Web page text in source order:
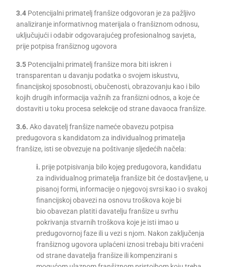
3.4 Potencijalni primatelj franšize odgovoran je za pažljivo
analiziranje informativnog materijala o franšiznom odnosu,
uključujući i odabir odgovarajućeg profesionalnog savjeta,
prije potpisa franšiznog ugovora
3.5 Potencijalni primatelj franšize mora biti iskren i
transparentan u davanju podatka o svojem iskustvu,
financijskoj sposobnosti, obučenosti, obrazovanju kao i bilo
kojih drugih informacija važnih za franšizni odnos, a koje će
dostaviti u toku procesa selekcije od strane davaoca franšize.
3.6. Ako davatelj franšize nameće obavezu potpisa
predugovora s kandidatom za individualnog primatelja
franšize, isti se obvezuje na poštivanje sljedećih načela:
i. prije potpisivanja bilo kojeg predugovora, kandidatu
za individualnog primatelja franšize bit će dostavljene, u
pisanoj formi, informacije o njegovoj svrsi kao i o svakoj
financijskoj obavezi na osnovu troškova koje bi
bio obavezan platiti davatelju franšize u svrhu
pokrivanja stvarnih troškova koje je isti imao u
predugovornoj faze ili u vezi s njom. Nakon zaključenja
franšiznog ugovora uplaćeni iznosi trebaju biti vraćeni
od strane davatelja franšize ili kompenzirani s